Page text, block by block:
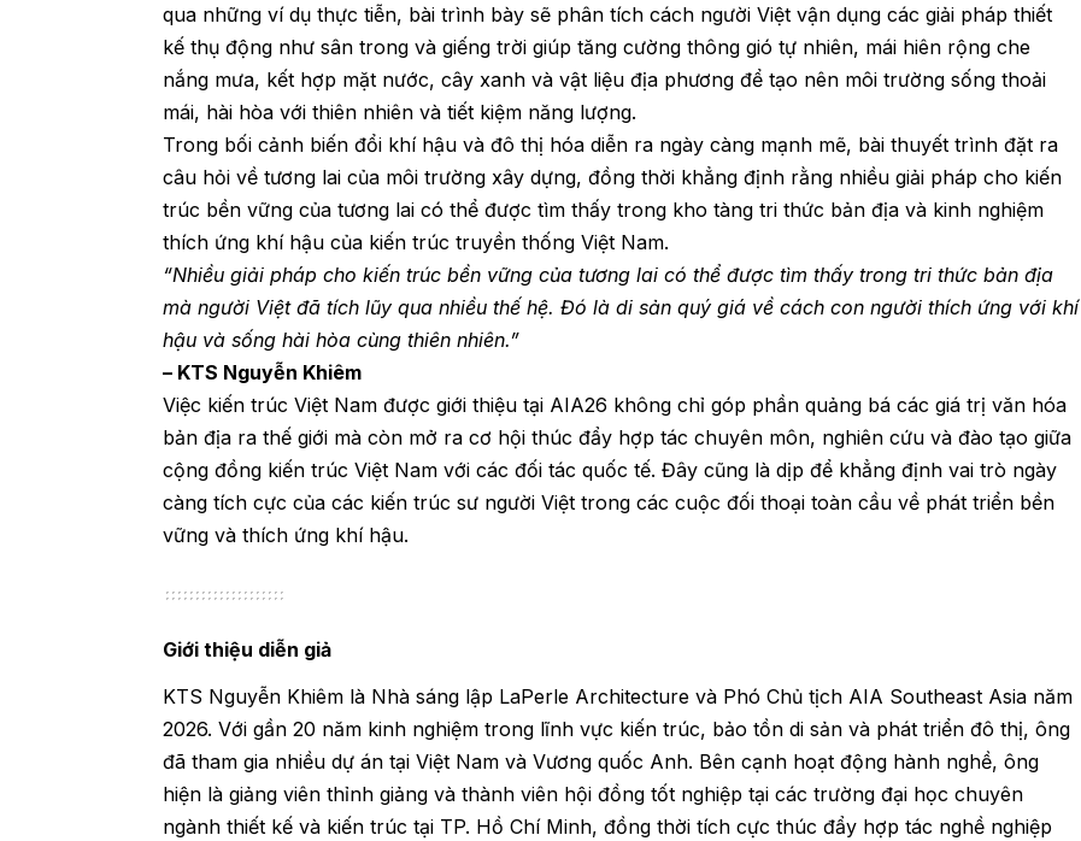
qua những ví dụ thực tiễn, bài trình bày sẽ phân tích cách người Việt vận dụng các giải pháp thiết
kế thụ động như sân trong và giếng trời giúp tăng cường thông gió tự nhiên, mái hiên rộng che
nắng mưa, kết hợp mặt nước, cây xanh và vật liệu địa phương để tạo nên môi trường sống thoải
mái, hài hòa với thiên nhiên và tiết kiệm năng lượng.
Trong bối cảnh biến đổi khí hậu và đô thị hóa diễn ra ngày càng mạnh mẽ, bài thuyết trình đặt ra
câu hỏi về tương lai của môi trường xây dựng, đồng thời khẳng định rằng nhiều giải pháp cho kiến
trúc bền vững của tương lai có thể được tìm thấy trong kho tàng tri thức bản địa và kinh nghiệm
thích ứng khí hậu của kiến trúc truyền thống Việt Nam.
“Nhiều giải pháp cho kiến trúc bền vững của tương lai có thể được tìm thấy trong tri thức bản địa
mà người Việt đã tích lũy qua nhiều thế hệ. Đó là di sản quý giá về cách con người thích ứng với khí
hậu và sống hài hòa cùng thiên nhiên.”
– KTS Nguyễn Khiêm
Việc kiến trúc Việt Nam được giới thiệu tại AIA26 không chỉ góp phần quảng bá các giá trị văn hóa
bản địa ra thế giới mà còn mở ra cơ hội thúc đẩy hợp tác chuyên môn, nghiên cứu và đào tạo giữa
cộng đồng kiến trúc Việt Nam với các đối tác quốc tế. Đây cũng là dịp để khẳng định vai trò ngày
càng tích cực của các kiến trúc sư người Việt trong các cuộc đối thoại toàn cầu về phát triển bền
vững và thích ứng khí hậu.
Giới thiệu diễn giả
KTS Nguyễn Khiêm là Nhà sáng lập LaPerle Architecture và Phó Chủ tịch AIA Southeast Asia năm
2026. Với gần 20 năm kinh nghiệm trong lĩnh vực kiến trúc, bảo tồn di sản và phát triển đô thị, ông
đã tham gia nhiều dự án tại Việt Nam và Vương quốc Anh. Bên cạnh hoạt động hành nghề, ông
hiện là giảng viên thỉnh giảng và thành viên hội đồng tốt nghiệp tại các trường đại học chuyên
ngành thiết kế và kiến trúc tại TP. Hồ Chí Minh, đồng thời tích cực thúc đẩy hợp tác nghề nghiệp